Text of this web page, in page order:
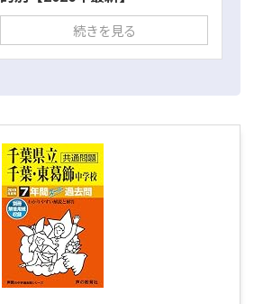
続きを見る